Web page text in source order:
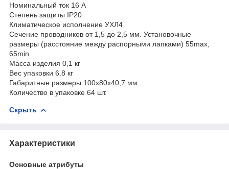
Номинальный ток 16 А
Степень защиты IP20
Климатическое исполнение УХЛ4
Сечение проводников от 1,5 до 2,5 мм. Установочные
размеры (расстояние между распорными лапками) 55max,
65min
Масса изделия 0,1 кг
Вес упаковки 6.8 кг
Габаритные размеры 100х80х40,7 мм
Количество в упаковке 64 шт.
Скрыть
Характеристики
Основные атрибуты